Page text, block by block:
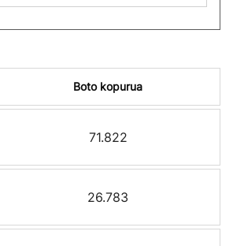
Boto kopurua
71.822
26.783